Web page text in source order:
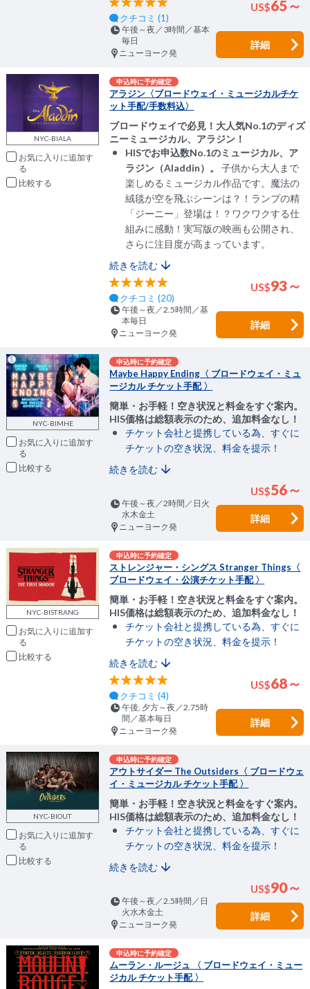
クチコミ (1)
US$65～
午後～夜／3時間／基本
毎日
ニューヨーク発
詳細
NYC-BIALA
お気に入りに追加
比較
申込時に予約確定
アラジン〈ブロードウェイ・ミュージカルチケ
ット手配/手数料込〉
ブロードウェイで必見！大人気No.1のディズ
ニーミュージカル、アラジン！
HISでお申込数No.1のミュージカル、ア
ラジン（Aladdin）。
子供から大人まで
楽しめるミュージカル作品です。魔法の
絨毯が空を飛ぶシーンは？！ランプの精
「ジーニー」登場は！？ワクワクする仕
組みに感動！実写版の映画も公開され、
さらに注目度が高まっています。
続きを読む
クチコミ (20)
US$93～
午後～夜／2.5時間／基
本毎日
ニューヨーク発
詳細
NYC-BIMHE
お気に入りに追加
比較
申込時に予約確定
Maybe Happy Ending〈 ブロードウェイ・ミュ
ージカル チケット手配 〉
簡単・お手軽！空き状況と料金をすぐ案内。
HIS価格は総額表示のため、追加料金なし！
チケット会社と提携している為、すぐに
チケットの空き状況、料金を提示！
続きを読む
US$56～
午後～夜／2時間／日火
水木金土
ニューヨーク発
詳細
NYC-BISTRANG
お気に入りに追加
比較
申込時に予約確定
ストレンジャー・シングス Stranger Things〈
ブロードウェイ・公演チケット手配 〉
簡単・お手軽！空き状況と料金をすぐ案内。
HIS価格は総額表示のため、追加料金なし！
チケット会社と提携している為、すぐに
チケットの空き状況、料金を提示！
続きを読む
クチコミ (4)
US$68～
午後, 夕方～夜／2.75時
間／基本毎日
ニューヨーク発
詳細
NYC-BIOUT
お気に入りに追加
比較
申込時に予約確定
アウトサイダー The Outsiders〈 ブロードウェ
イ・ミュージカル チケット手配 〉
簡単・お手軽！空き状況と料金をすぐ案内。
HIS価格は総額表示のため、追加料金なし！
チケット会社と提携している為、すぐに
チケットの空き状況、料金を提示！
続きを読む
US$90～
午後～夜／2.5時間／日
火水木金土
ニューヨーク発
詳細
申込時に予約確定
ムーラン・ルージュ 〈 ブロードウェイ・ミュー
ジカル チケット手配 〉